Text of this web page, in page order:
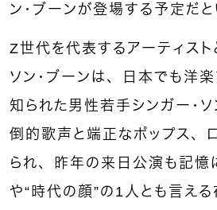
ン・ブーンが登場する予定だと
Z世代を代表するアーティスト
ソン・ブーンは、日本でも洋
知られた男性若手シンガー・
倒的歌声と端正なポップス、
られ、昨年の来日公演も記憶
や“時代の顔”の1人とも言え